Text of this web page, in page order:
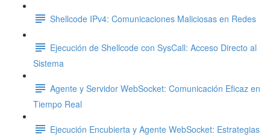
Shellcode IPv4: Comunicaciones Maliciosas en Redes
Ejecución de Shellcode con SysCall: Acceso Directo al
Sistema
Agente y Servidor WebSocket: Comunicación Eficaz en
Tiempo Real
Ejecución Encubierta y Agente WebSocket: Estrategias